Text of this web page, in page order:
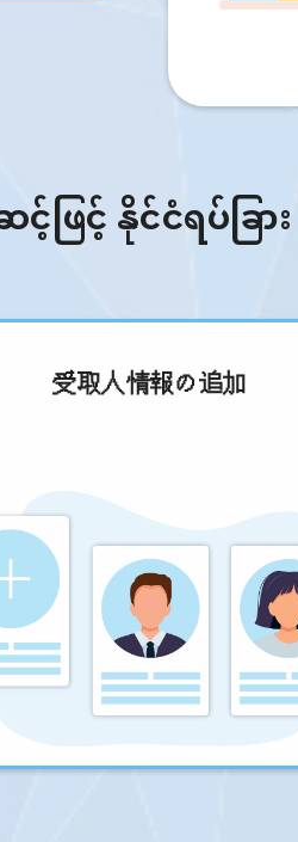
င့် နိုင်ငံရပ်ခြာ
受取人情報の追加